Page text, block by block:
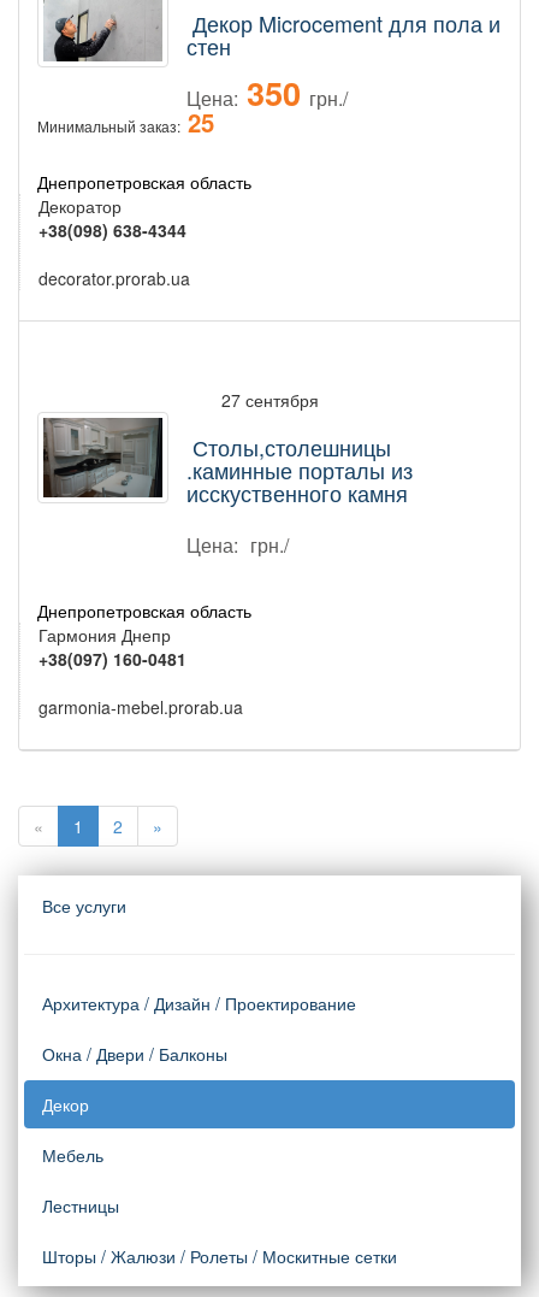
Декор Microcement для пола и
стен
Цена: 350 грн./
Минимальный заказ: 25
Днепропетровская область
Декоратор
+38(098) 638-4344
decorator.prorab.ua
27 сентября
Столы,столешницы
.каминные порталы из
исскуственного камня
Цена: грн./
Днепропетровская область
Гармония Днепр
+38(097) 160-0481
garmonia-mebel.prorab.ua
« 1 2 »
Все услуги
Архитектура / Дизайн / Проектирование
Окна / Двери / Балконы
Декор
Мебель
Лестницы
Шторы / Жалюзи / Ролеты / Москитные сетки